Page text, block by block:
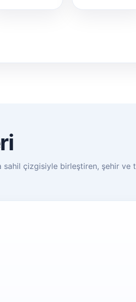
sahil çizgisiyle birleştiren, şehir ve